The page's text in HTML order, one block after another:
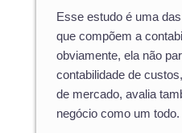
Esse estudo é uma
que compõem a
obviamente, ela não
contabilidade de
de mercado, avalia
negócio como um todo.